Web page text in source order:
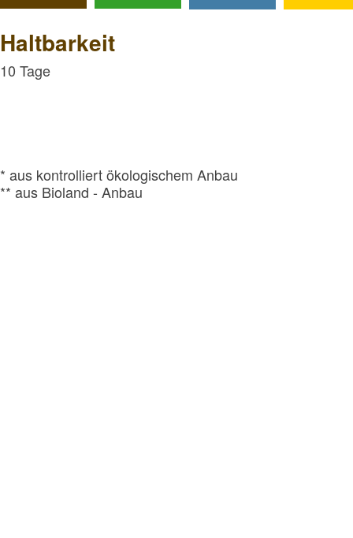
Haltbarkeit
10 Tage
* aus kontrolliert ökologischem Anbau
** aus Bioland - Anbau